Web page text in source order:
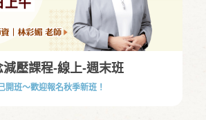
減壓課程-線上-週末班
開班～歡迎報名秋季新班！